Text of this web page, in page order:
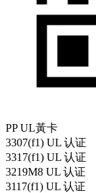
PP UL黃卡
3307(f1) UL 认证
3317(f1) UL 认证
3219M8 UL 认证
3117(f1) UL 认证